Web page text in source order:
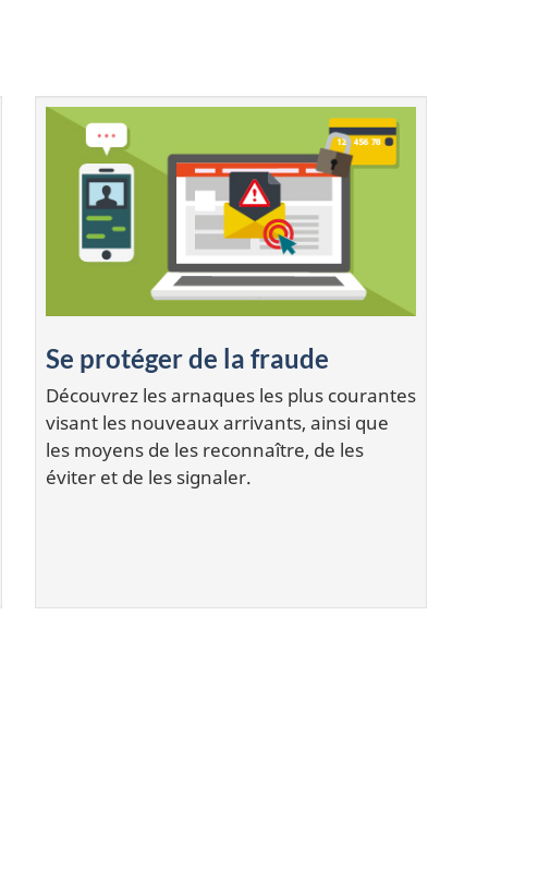
Se protéger de la fraude
Découvrez les arnaques les plus courantes
visant les nouveaux arrivants, ainsi que
les moyens de les reconnaître, de les
éviter et de les signaler.